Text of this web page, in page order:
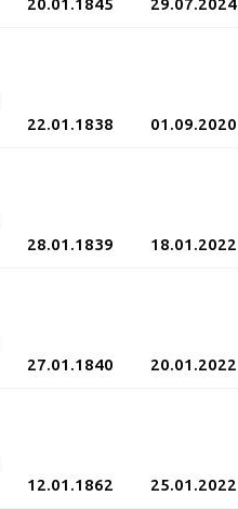
20.01.1845 29.07.2024
22.01.1838 01.09.2020
28.01.1839 18.01.2022
27.01.1840 20.01.2022
12.01.1862 25.01.2022